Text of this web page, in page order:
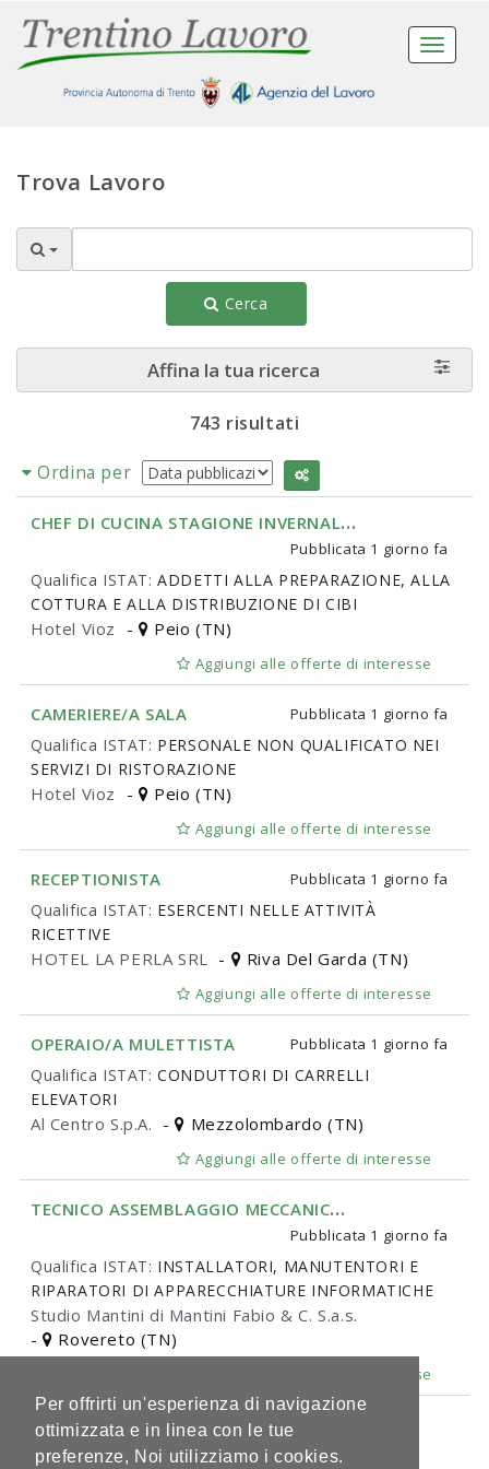
Per offrirti un'esperienza di navigazione
ottimizzata e in linea con le tue
preferenze, Noi utilizziamo i cookies.
Toggle
Trova Lavoro
Cerca
Affina la tua ricerca
743 risultati
Ordina per
C
HEF DI CUCINA STAGIONE INVERNALE 2026/2027
Pubblicata 1 giorno fa
Qualifica ISTAT: ADDETTI ALLA PREPARAZIONE, ALLA
COTTURA E ALLA DISTRIBUZIONE DI CIBI
Hotel Vioz - Peio (TN)
Aggiungi alle offerte di interesse
CAMERIERE/A SALA Pubblicata 1 giorno fa
Qualifica ISTAT: PERSONALE NON QUALIFICATO NEI
SERVIZI DI RISTORAZIONE
Hotel Vioz - Peio (TN)
Aggiungi alle offerte di interesse
RECEPTIONISTA Pubblicata 1 giorno fa
Qualifica ISTAT: ESERCENTI NELLE ATTIVITÀ
RICETTIVE
HOTEL LA PERLA SRL - Riva Del Garda (TN)
Aggiungi alle offerte di interesse
OPERAIO/A MULETTISTA Pubblicata 1 giorno fa
Qualifica ISTAT: CONDUTTORI DI CARRELLI
ELEVATORI
Al Centro S.p.A. - Mezzolombardo (TN)
Aggiungi alle offerte di interesse
T
ECNICO ASSEMBLAGGIO MECCANICO E MANUTENZIONE IMPIANTI – ROVERETO NORD – RIF. BW-7Z
Pubblicata 1 giorno fa
Qualifica ISTAT: INSTALLATORI, MANUTENTORI E
RIPARATORI DI APPARECCHIATURE INFORMATICHE
Studio Mantini di Mantini Fabio & C. S.a.s.
-
Rovereto (TN)
Aggiungi alle offerte di interesse
1 di 149